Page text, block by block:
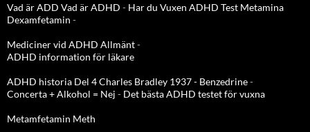
Vad är ADD Vad är ADHD - Har du Vuxen ADHD Test Metamina
Dexamfetamin -
Mediciner vid ADHD Allmänt-
ADHD information för läkare
ADHD historia Del 4 Charles Bradley 1937 - Benzedrine-
Concerta + Alkohol = Nej - Det bästa ADHD testet för vuxna
Metamfetamin Meth